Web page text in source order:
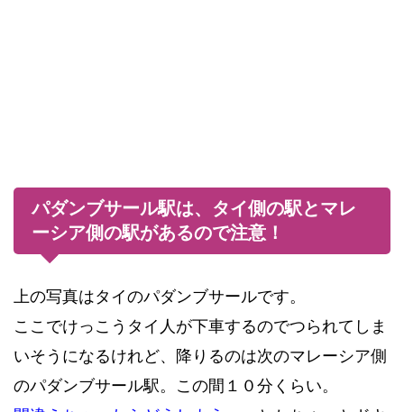
パダンブサール駅は、タイ側の駅とマレ
ーシア側の駅があるので注意！
上の写真はタイのパダンブサールです。
ここでけっこうタイ人が下車するのでつられてしま
いそうになるけれど、降りるのは次のマレーシア側
のパダンブサール駅。この間１０分くらい。